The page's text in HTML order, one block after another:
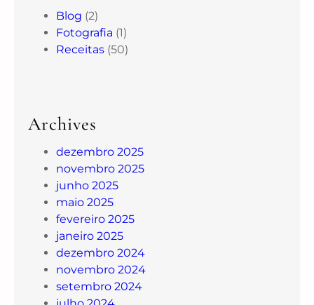
Blog (2)
Fotografia (1)
Receitas (50)
Archives
dezembro 2025
novembro 2025
junho 2025
maio 2025
fevereiro 2025
janeiro 2025
dezembro 2024
novembro 2024
setembro 2024